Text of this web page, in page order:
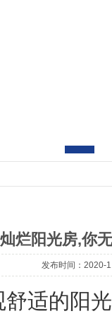
灿烂阳光房,你
发布时间：2020-
适的阳